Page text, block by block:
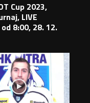
Cup 2023,
LIVE
od 8:00, 28. 12.